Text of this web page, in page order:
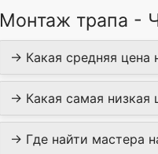
Монтаж трапа -
→ Какая средняя цена
→ Какая самая низкая
→ Где найти мастера